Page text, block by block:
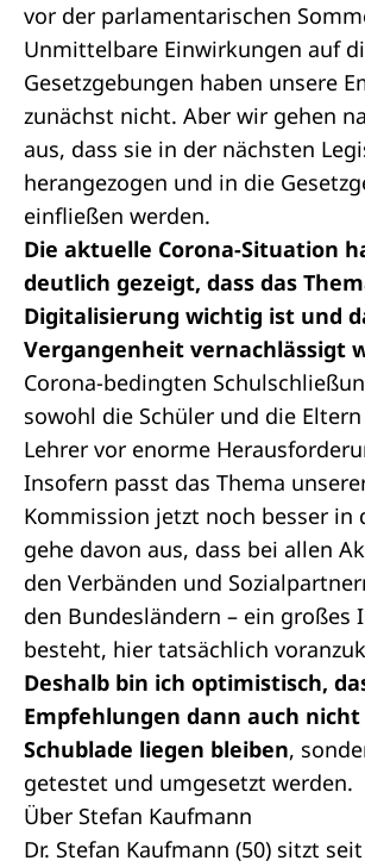
vor der parlamentarischen
Unmittelbare Einwirkungen auf
Gesetzgebungen haben unsere
zunächst nicht. Aber wir gehen
aus, dass sie in der nächsten
herangezogen und in die
einfließen werden.
Die aktuelle Corona-Situation
deutlich gezeigt, dass das
Digitalisierung wichtig ist und
Vergangenheit vernachlässigt
Corona-bedingten
sowohl die Schüler und die
Lehrer vor enorme
Insofern passt das Thema
Kommission jetzt noch besser in
gehe davon aus, dass bei allen
den Verbänden und
den Bundesländern – ein großes
besteht, hier tatsächlich
Deshalb bin ich optimistisch,
Empfehlungen dann auch
Schublade liegen bleiben,
getestet und umgesetzt werden.
Über Stefan Kaufmann
Dr. Stefan Kaufmann (50) sitzt